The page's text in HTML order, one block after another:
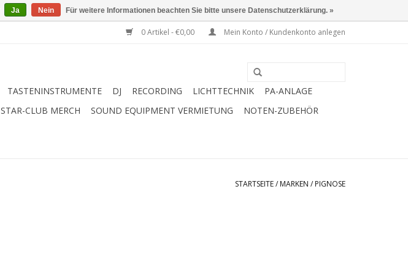
0 Artikel - €0,00 Mein Konto / Kundenkonto anlegen
TASTENINSTRUMENTE DJ RECORDING LICHTTECHNIK
PA-ANLAGE
STAR-CLUB MERCH SOUND EQUIPMENT VERMIETUNG
NOTEN-ZUBEHÖR
STARTSEITE/ MARKEN / PIGNOSE
Ja Nein Für weitere Informationen beachten Sie bitte unsere Datenschutzerklärung. »